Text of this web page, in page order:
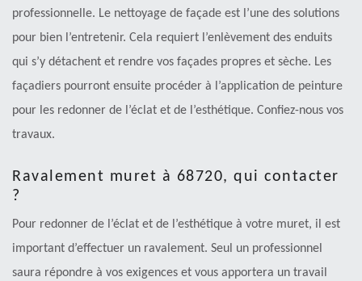
professionnelle. Le nettoyage de façade est l’une des solutions
pour bien l’entretenir. Cela requiert l’enlèvement des enduits
qui s’y détachent et rendre vos façades propres et sèche. Les
façadiers pourront ensuite procéder à l’application de peinture
pour les redonner de l’éclat et de l’esthétique. Confiez-nous vos
travaux.
Ravalement muret à 68720, qui contacter
?
Pour redonner de l’éclat et de l’esthétique à votre muret, il est
important d’effectuer un ravalement. Seul un professionnel
saura répondre à vos exigences et vous apportera un travail